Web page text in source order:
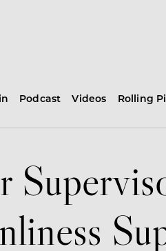
Podcast Videos Rolling